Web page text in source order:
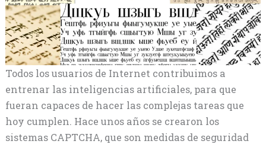
Todos los usuarios de Internet contribuimos a
entrenar las inteligencias artificiales, para que
fueran capaces de hacer las complejas tareas que
hoy cumplen. Hace unos años se crearon los
sistemas CAPTCHA, que son medidas de seguridad